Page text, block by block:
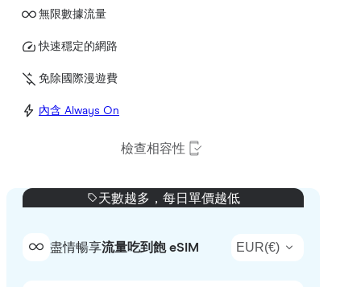
無限數據流量
快速穩定的網路
免除國際漫遊費
內含 Always On
檢查相容性
天數越多，每日單價越低
盡情暢享流量吃到飽 eSIM EUR(€)